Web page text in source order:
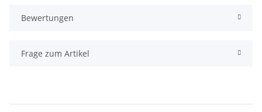
Bewertungen
Frage zum Artikel